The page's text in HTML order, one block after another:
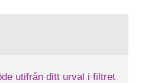
utifrån ditt urval i filtret